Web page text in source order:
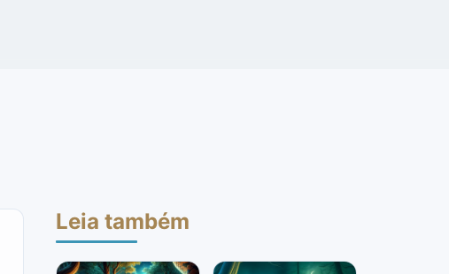
Leia também